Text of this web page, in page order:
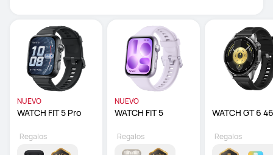
NUEVO
WATCH FIT 5 Pro
Regalos
NUEVO
Regalos Regalos